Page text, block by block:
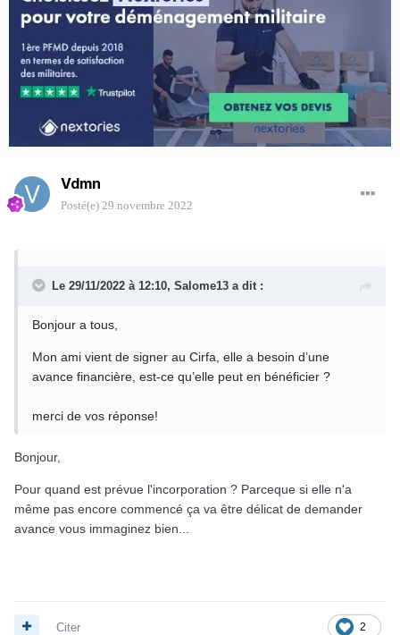
Vdmn
Posté(e) 29 novembre 2022
Le 29/11/2022 à 12:10, Salome13 a dit :
Bonjour a tous,
Mon ami vient de signer au Cirfa, elle a besoin d’une
avance financière, est-ce qu’elle peut en bénéficier ?
merci de vos réponse!
Bonjour,
Pour quand est prévue l'incorporation ? Parceque si elle n'a
même pas encore commencé ça va être délicat de demander
avance vous immaginez bien...
2
Citer